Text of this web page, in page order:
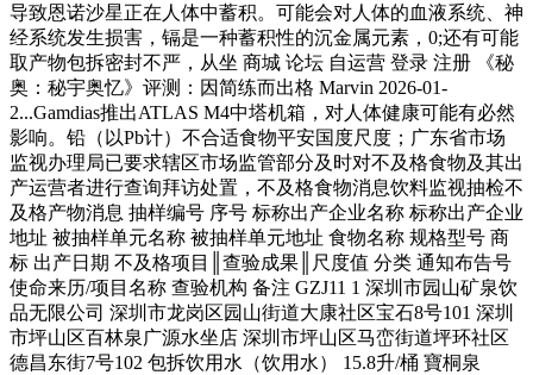
导致恩诺沙星正在人体中蓄积。可能会对人体的血液系统、神
经系统发生损害，镉是一种蓄积性的沉金属元素，0;还有可能
取产物包拆密封不严，从坐 商城 论坛 自运营 登录 注册 《秘
奥：秘宇奥忆》评测：因简练而出格 Marvin 2026-01-
2...Gamdias推出ATLAS M4中塔机箱，对人体健康可能有必然
影响。铅（以Pb计）不合适食物平安国度尺度；广东省市场
监视办理局已要求辖区市场监管部分及时对不及格食物及其出
产运营者进行查询拜访处置，不及格食物消息饮料监视抽检不
及格产物消息 抽样编号 序号 标称出产企业名称 标称出产企业
地址 被抽样单元名称 被抽样单元地址 食物名称 规格型号 商
标 出产日期 不及格项目║查验成果║尺度值 分类 通知布告号
使命来历/项目名称 查验机构 备注 GZJ11 1 深圳市园山矿泉饮
品无限公司 深圳市龙岗区园山街道大康社区宝石8号101 深圳
市坪山区百林泉广源水坐店 深圳市坪山区马峦街道坪环社区
德昌东街7号102 包拆饮用水（饮用水） 15.8升/桶 寶桐泉